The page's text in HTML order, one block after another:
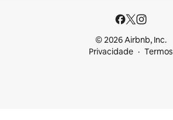
© 2026 Airbnb, Inc.
Privacidade
Termos